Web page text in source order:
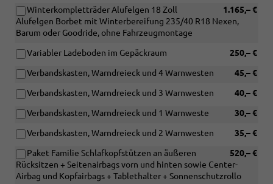
1.165,– €
Winterkompletträder Alufelgen 18 Zoll
Alufelgen Borbet mit Winterbereifung 235/40 R18 Nexen,
Barum oder Goodride, ohne Fahrzeugmontage
250,– €
Variabler Ladeboden im Gepäckraum
45,– €
Verbandskasten, Warndreieck und 4 Warnwesten
40,– €
Verbandskasten, Warndreieck und 3 Warnwesten
30,– €
Verbandskasten, Warndreieck und 1 Warnweste
35,– €
Verbandskasten, Warndreieck und 2 Warnwesten
520,– €
Paket Familie Schlafkopfstützen an äußeren
Rücksitzen + Seitenairbags vorn und hinten sowie Center-
Airbag und Kopfairbags + Tablethalter + Sonnenschutzrollo